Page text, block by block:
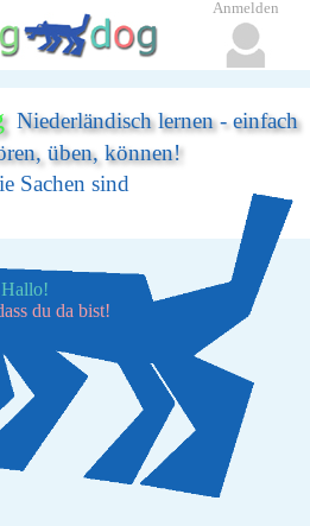
Niederländisch lernen - einfach
üben, können!
Sachen sind
Hallo!
du da bist!
Anmelden